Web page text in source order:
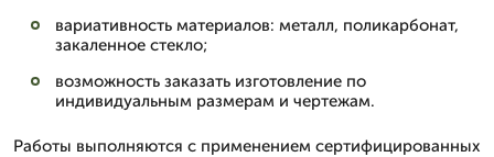
вариативность материалов: металл, поликарбонат,
закаленное стекло;
возможность заказать изготовление по
индивидуальным размерам и чертежам.
Работы выполняются с применением сертифицированных